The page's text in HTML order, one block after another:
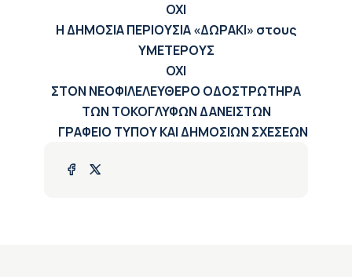
ΟΧΙ
Η ΔΗΜΟΣΙΑ ΠΕΡΙΟΥΣΙΑ «ΔΩΡΑΚΙ» στους
ΥΜΕΤΕΡΟΥΣ
ΟΧΙ
ΣΤΟΝ ΝΕΟΦΙΛΕΛΕΥΘΕΡΟ ΟΔΟΣΤΡΩΤΗΡΑ
ΤΩΝ ΤΟΚΟΓΛΥΦΩΝ ΔΑΝΕΙΣΤΩΝ
ΓΡΑΦΕΙΟ ΤΥΠΟΥ ΚΑΙ ΔΗΜΟΣΙΩΝ ΣΧΕΣΕΩΝ